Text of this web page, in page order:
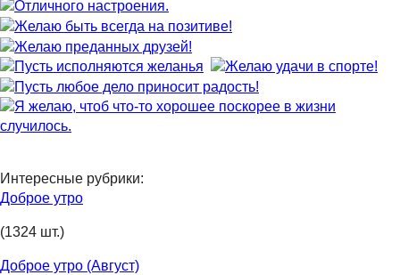
Интересные рубрики:
Доброе утро
(1324 шт.)
Доброе утро (Август)